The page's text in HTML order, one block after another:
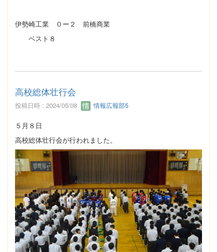
伊勢崎工業 ０ー２ 前橋商業
ベスト８
高校総体壮行会
投稿日時 : 2024/05/08 情報広報部5
５月８日
高校総体壮行会が行われました。